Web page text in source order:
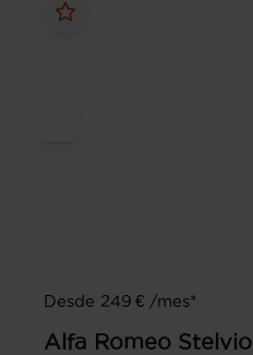
Desde 249 € /mes*
Alfa Romeo Stelvio